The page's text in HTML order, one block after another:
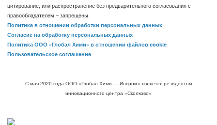
цитирование, или распространение без предварительного согласования с
правообладателем – запрещены.
Политика в отношении обработки персональных данных
Согласие на обработку персональных данных
Политика ООО «Глобал Хими» в отношении файлов cookie
Пользовательское соглашение
С мая 2020 года ООО «Глобал Хими — Инпром» является резидентом
инновационного центра «Сколково»